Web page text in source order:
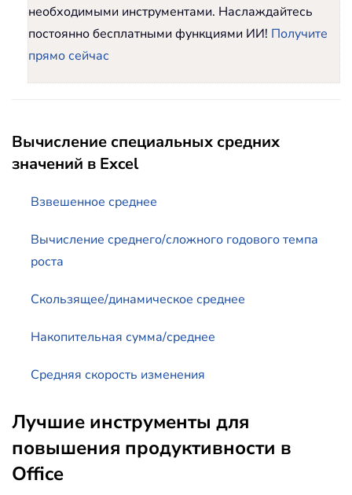
необходимыми инструментами. Наслаждайтесь
постоянно бесплатными функциями ИИ! Получите
прямо сейчас
Вычисление специальных средних
значений в Excel
Взвешенное среднее
Вычисление среднего/сложного годового темпа
роста
Скользящее/динамическое среднее
Накопительная сумма/среднее
Средняя скорость изменения
Лучшие инструменты для
повышения продуктивности в
Office